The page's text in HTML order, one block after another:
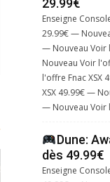
29.99€
Enseigne
29.99€ —
— Nouveau Voir
Nouveau Voir
l'offre Fnac XSX
XSX 49.99€ —
— Nouveau Voir
Dune:
dès 49.99€
Enseigne